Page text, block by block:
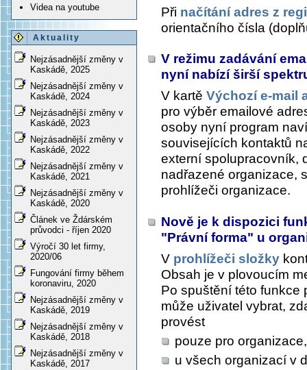
Videa na youtube
Aktuality
Nejzásadnější změny v
Kaskádě, 2025
Nejzásadnější změny v
Kaskádě, 2024
Nejzásadnější změny v
Kaskádě, 2023
Nejzásadnější změny v
Kaskádě, 2022
Nejzásadnější změny v
Kaskádě, 2021
Nejzásadnější změny v
Kaskádě, 2020
Článek ve Ždárském
průvodci - říjen 2020
Výročí 30 let firmy,
2020/06
Fungování firmy během
koronaviru, 2020
Nejzásadnější změny v
Kaskádě, 2019
Nejzásadnější změny v
Kaskádě, 2018
Nejzásadnější změny v
Kaskádě, 2017
Při načítání adres z
orientačního čísla
V režimu zadávání
nyní nabízí širší
V kartě Výchozí e-mail
pro výběr emailové
osoby nyní program
souvisejících kontaktů
externí spolupracovník,
nadřazené organizace,
prohlížeči organizace.
Nově je k dispozici
"Právní forma" u
V prohlížeči složky
Obsah je v plovoucím
Po spuštění této funkce
může uživatel vybrat,
provést
pouze pro
u všech organizací v